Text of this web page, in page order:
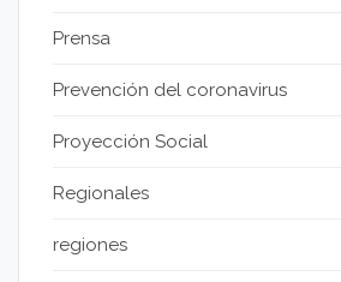
Prensa
Prevención del coronavirus
Proyección Social
Regionales
regiones